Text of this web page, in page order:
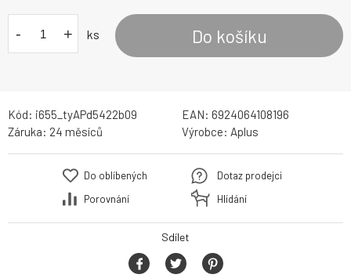
- + ks Do košíku
Kód: i655_tyAPd5422b09 EAN: 6924064108196
Záruka: 24 měsíců Výrobce: Aplus
Do oblíbených
Porovnání
Dotaz prodejci
Hlídání
Sdílet